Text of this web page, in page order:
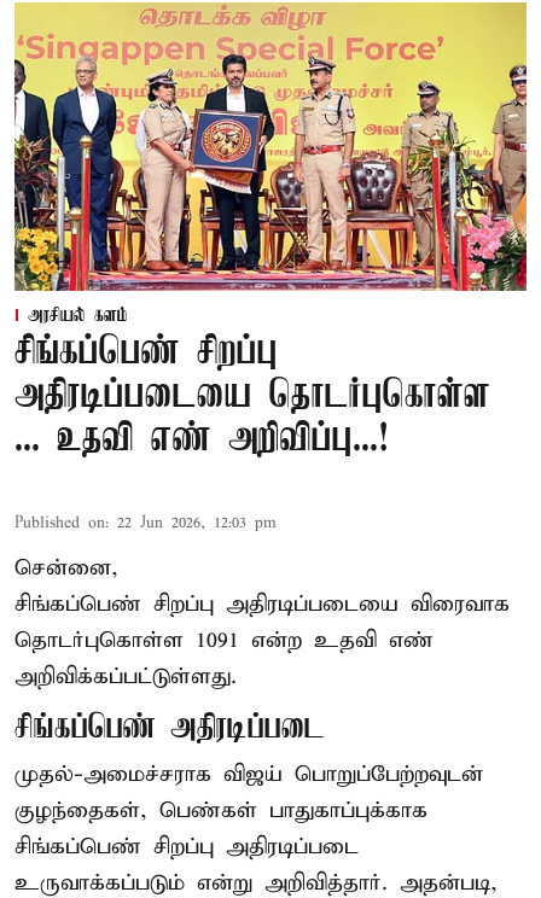
அரசியல் களம்
சிங்கப்பெண் சிறப்பு
அதிரடிப்படையை தொடர்புகொள்ள
... உதவி எண் அறிவிப்பு...!
Published on: 22 Jun 2026, 12:03 pm
சென்னை,
சிங்கப்பெண் சிறப்பு அதிரடிப்படையை விரைவாக
தொடர்புகொள்ள 1091 என்ற உதவி எண்
அறிவிக்கப்பட்டுள்ளது.
சிங்கப்பெண் அதிரடிப்படை
முதல்-அமைச்சராக விஜய் பொறுப்பேற்றவுடன்
குழந்தைகள், பெண்கள் பாதுகாப்புக்காக
சிங்கப்பெண் சிறப்பு அதிரடிப்படை
உருவாக்கப்படும் என்று அறிவித்தார். அதன்படி,